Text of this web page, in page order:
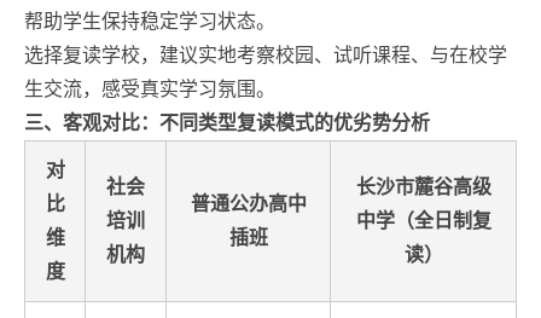
帮助学生保持稳定学习状态。
选择复读学校，建议实地考察校园、试听课程、与在校学
生交流，感受真实学习氛围。
三、客观对比：不同类型复读模式的优劣势分析
对
比
维
度
社会
培训
机构
普通公办高中
插班
长沙市麓谷高级
中学（全日制复
读）